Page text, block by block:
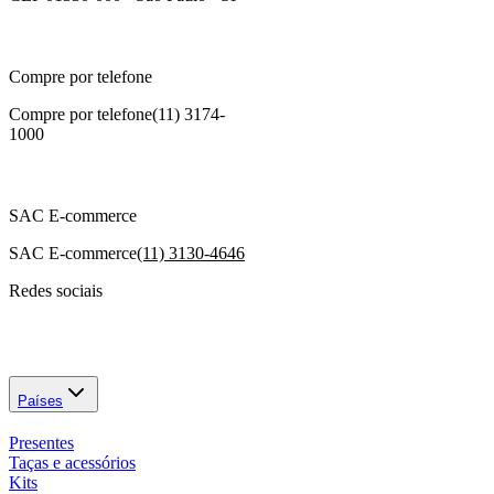
Compre por telefone
Compre por telefone(11) 3174-
1000
SAC E-commerce
SAC E-commerce(11) 3130-4646
Redes sociais
Países
Presentes
Taças e acessórios
Kits